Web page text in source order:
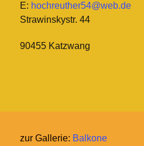
E: hochreuther54@web.de
Strawinskystr. 44
90455 Katzwang
zur Gallerie: Balkone